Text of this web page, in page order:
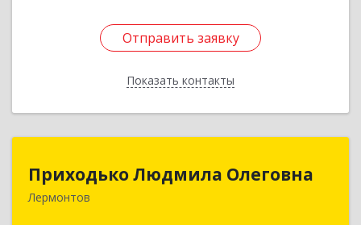
Отправить заявку
Показать контакты
Отправить заявку
Назад
Приходько Людмила Олеговна
Лермонтов
357341, Лермонтов г, П.Лумумбы ул, дом №